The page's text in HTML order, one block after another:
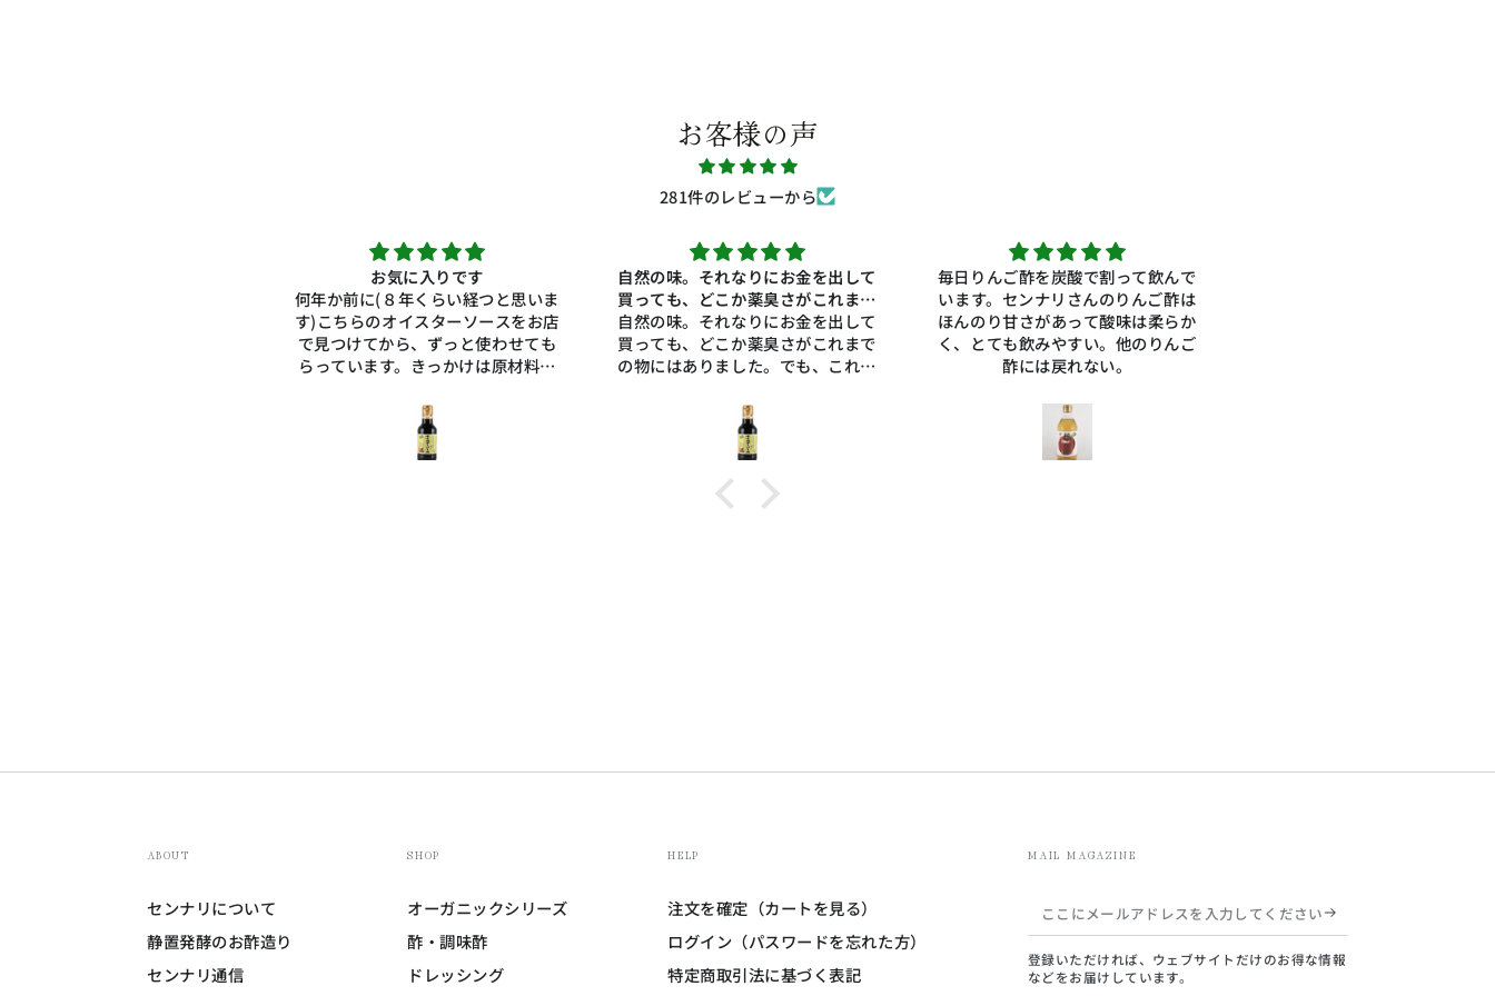
お客様の声
281件のレビューから
自然の味。それなりにお金を出して
買っても、どこか薬臭さがこれまで
の物にはありました。でも、これに
は全
自然の味。それなりにお金を出して
買っても、どこか薬臭さがこれまで
の物にはありました。でも、これに
味しいです。友人の娘さんが、その
オイスターソースを買うなら、私の
分もと追加注文がありました。良い
毎日りんご酢を炭酸で割って飲んで
います。センナリさんのりんご酢は
ほんのり甘さがあって酸味は柔らか
く、とても飲みやすい。他のりんご
酢には戻れない。
おいしい！
おいしい！
ABOUT
センナリについて
静置発酵のお酢造り
センナリ通信
SHOP
オーガニックシリーズ
酢・調味酢
ドレッシング
HELP
注文を確定（カートを見る）
ログイン（パスワードを忘れた方）
特定商取引法に基づく表記
MAIL MAGAZINE
こ
こ
に
登録いただければ、ウェブサイトだけのお得な情報
などをお届けしています。